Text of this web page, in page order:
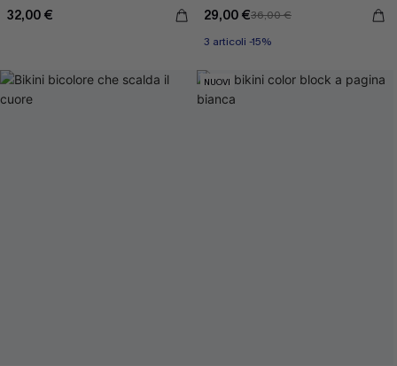
32,00 € 29,00 €36,00 €
3 articoli -15%
NUOVI